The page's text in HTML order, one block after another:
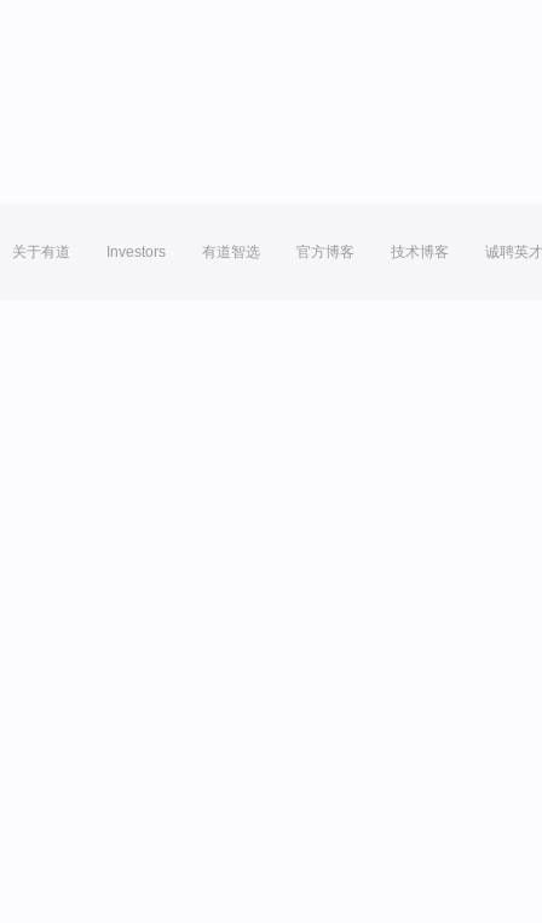
关于有道 Investors 有道智选 官方博客 技术博客 诚聘英才